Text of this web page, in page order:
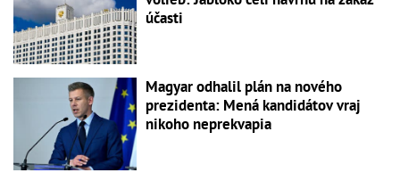
účasti
Magyar odhalil plán na nového
prezidenta: Mená kandidátov vraj
nikoho neprekvapia